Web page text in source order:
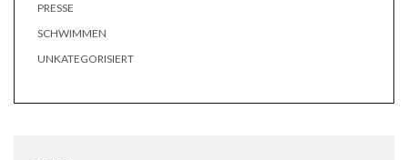
PRESSE
SCHWIMMEN
UNKATEGORISIERT